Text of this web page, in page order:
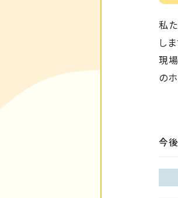
私
し
現
の
今